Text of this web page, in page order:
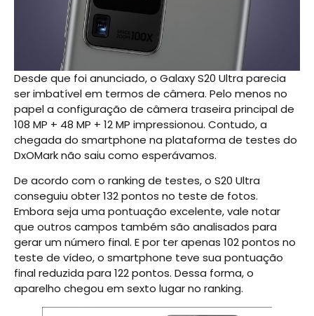
Desde que foi anunciado, o Galaxy S20 Ultra parecia
ser imbatível em termos de câmera. Pelo menos no
papel a configuração de câmera traseira principal de
108 MP + 48 MP + 12 MP impressionou. Contudo, a
chegada do smartphone na plataforma de testes do
DxOMark não saiu como esperávamos.
De acordo com o ranking de testes, o S20 Ultra
conseguiu obter 132 pontos no teste de fotos.
Embora seja uma pontuação excelente, vale notar
que outros campos também são analisados para
gerar um número final. E por ter apenas 102 pontos no
teste de vídeo, o smartphone teve sua pontuação
final reduzida para 122 pontos. Dessa forma, o
aparelho chegou em sexto lugar no ranking.